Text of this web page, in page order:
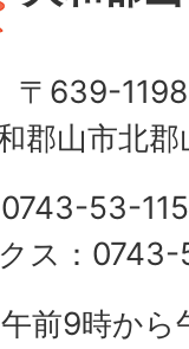
〒639-1198
郡山市北
53-
ス：
前9時か